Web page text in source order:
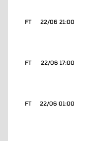
22/06 21:00
FT
22/06 17:00
FT
22/06 01:00
FT